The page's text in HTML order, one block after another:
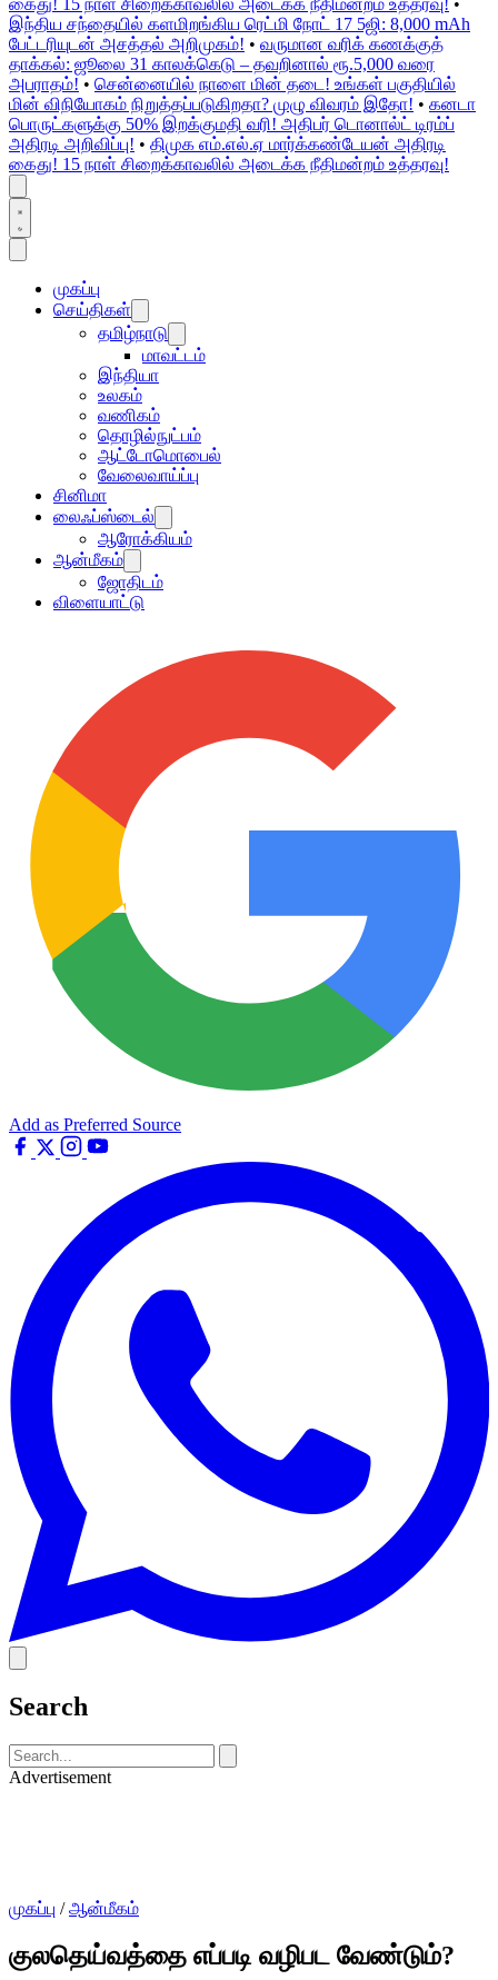
கைது! 15 நாள் சிறைக்காவலில் அடைக்க நீதிமன்றம் உத்தரவு! •
இந்திய சந்தையில் களமிறங்கிய ரெட்மி நோட் 17 5ஜி: 8,000 mAh
பேட்டரியுடன் அசத்தல் அறிமுகம்! • வருமான வரிக் கணக்குத்
தாக்கல்: ஜூலை 31 காலக்கெடு – தவறினால் ரூ.5,000 வரை
அபராதம்! • சென்னையில் நாளை மின் தடை! உங்கள் பகுதியில்
மின் விநியோகம் நிறுத்தப்படுகிறதா? முழு விவரம் இதோ! • கனடா
பொருட்களுக்கு 50% இறக்குமதி வரி! அதிபர் டொனால்ட் டிரம்ப்
அதிரடி அறிவிப்பு! • திமுக எம்.எல்.ஏ மார்க்கண்டேயன் அதிரடி
கைது! 15 நாள் சிறைக்காவலில் அடைக்க நீதிமன்றம் உத்தரவு!
முகப்பு
செய்திகள்
தமிழ்நாடு
மாவட்டம்
இந்தியா
உலகம்
வணிகம்
தொழில்நுட்பம்
ஆட்டோமொபைல்
வேலைவாய்ப்பு
சினிமா
லைஃப்ஸ்டைல்
ஆரோக்கியம்
ஆன்மீகம்
ஜோதிடம்
விளையாட்டு
Add as Preferred Source
Search
Advertisement
முகப்பு / ஆன்மீகம்
குலதெய்வத்தை எப்படி வழிபட வேண்டும்?